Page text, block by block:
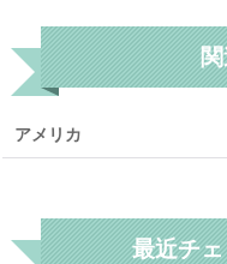
アメリカ
最近チ